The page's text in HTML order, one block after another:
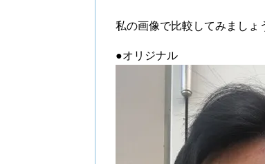
私の画像で比較してみましょ
●オリジナル